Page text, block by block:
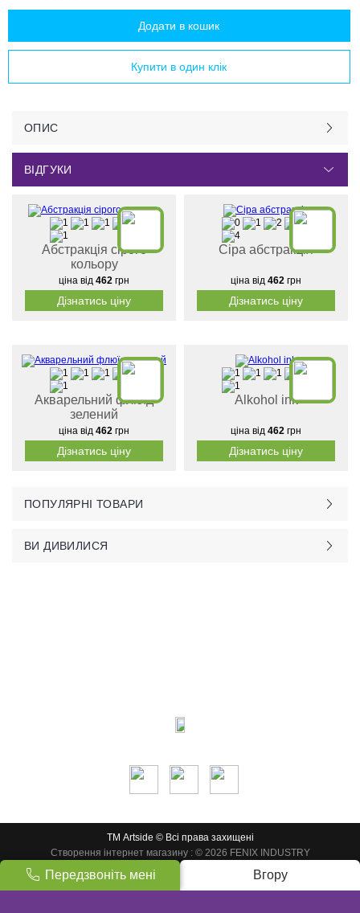
Додати в кошик
Купити в один клік
ОПИС
ВІДГУКИ
Абстракція сірого
кольору
ціна від 462 грн
Дізнатись ціну
Сіра абстракція
ціна від 462 грн
Дізнатись ціну
Акварельний флюїд
зелений
ціна від 462 грн
Дізнатись ціну
Alkohol ink
ціна від 462 грн
Дізнатись ціну
ПОПУЛЯРНІ ТОВАРИ
ВИ ДИВИЛИСЯ
ТМ Artside © Всі права захищені
Створення інтернет магазину : © 2026 FENIX INDUSTRY
Вгору
Передзвоніть мені